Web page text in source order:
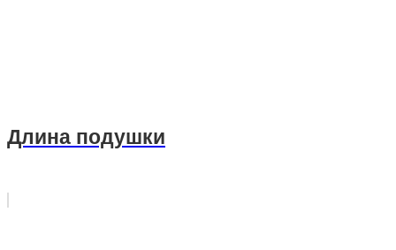
Длина подушки